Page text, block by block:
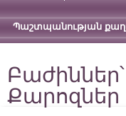
Պաշտպանության
Բաժիններ՝
Քարոզներ